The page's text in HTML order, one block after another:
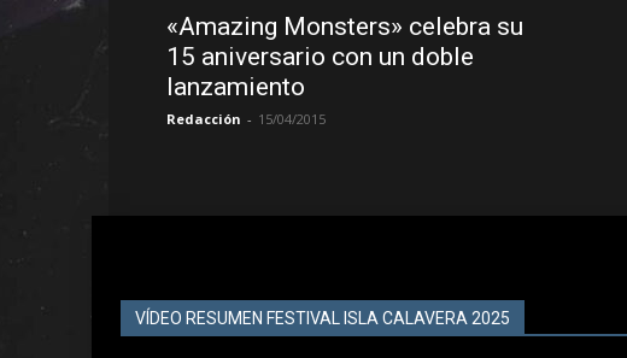
«Amazing Monsters» celebra su
15 aniversario con un doble
lanzamiento
Redacción - 15/04/2015
VÍDEO RESUMEN FESTIVAL ISLA CALAVERA 2025